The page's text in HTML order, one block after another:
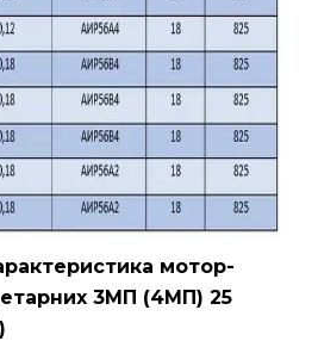
мотор-
3МП (4МП) 25